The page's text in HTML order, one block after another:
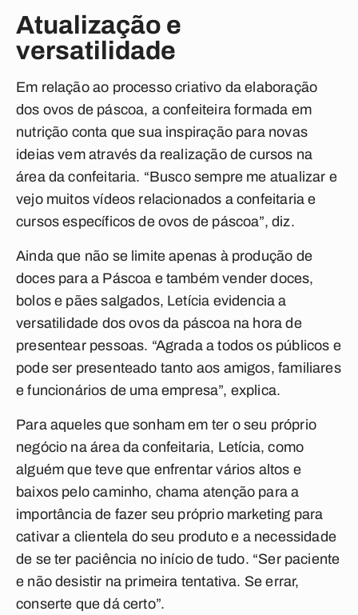
Atualização e
versatilidade
Em relação ao processo criativo da elaboração
dos ovos de páscoa, a confeiteira formada em
nutrição conta que sua inspiração para novas
ideias vem através da realização de cursos na
área da confeitaria. “Busco sempre me atualizar e
vejo muitos vídeos relacionados a confeitaria e
cursos específicos de ovos de páscoa”, diz.
Ainda que não se limite apenas à produção de
doces para a Páscoa e também vender doces,
bolos e pães salgados, Letícia evidencia a
versatilidade dos ovos da páscoa na hora de
presentear pessoas. “Agrada a todos os públicos e
pode ser presenteado tanto aos amigos, familiares
e funcionários de uma empresa”, explica.
Para aqueles que sonham em ter o seu próprio
negócio na área da confeitaria, Letícia, como
alguém que teve que enfrentar vários altos e
baixos pelo caminho, chama atenção para a
importância de fazer seu próprio marketing para
cativar a clientela do seu produto e a necessidade
de se ter paciência no início de tudo. “Ser paciente
e não desistir na primeira tentativa. Se errar,
conserte que dá certo”.